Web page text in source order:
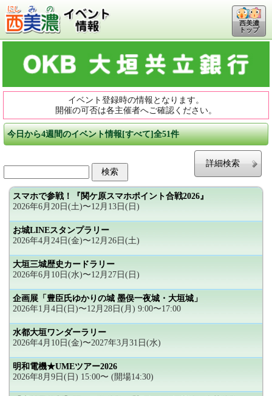
西美濃
トップ
イベント登録時の情報となります。
開催の可否は各主催者へご確認ください。
今日から4週間のイベント情報[すべて]全51件
詳細検索
スマホで参戦！『関ケ原スマホポイント合戦2026』
2026年6月20日(土)〜12月13日(日)
お城LINEスタンプラリー
2026年4月24日(金)〜12月26日(土)
大垣三城歴史カードラリー
2026年6月10日(水)〜12月27日(日)
企画展「豊臣氏ゆかりの城 墨俣一夜城・大垣城」
2026年1月4日(日)〜12月28日(月) 9:00〜17:00
水都大垣ワンダーラリー
2026年4月10日(金)〜2027年3月31日(水)
明和電機★UMEツアー2026
2026年8月9日(日) 15:00〜 (開場14:30)